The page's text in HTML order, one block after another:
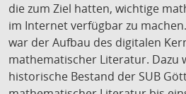
die zum Ziel hatten, wichtige
im Internet verfügbar zu
war der Aufbau des digitalen
mathematischer Literatur. Dazu
historische Bestand der SUB